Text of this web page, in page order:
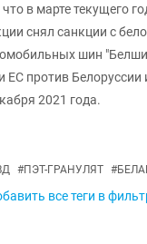
что в марте текущего
снял санкции с
шин
ЕС против Белоруссии
2021 года.
#ПЭТ-ГРАНУЛЯТ #
все теги в